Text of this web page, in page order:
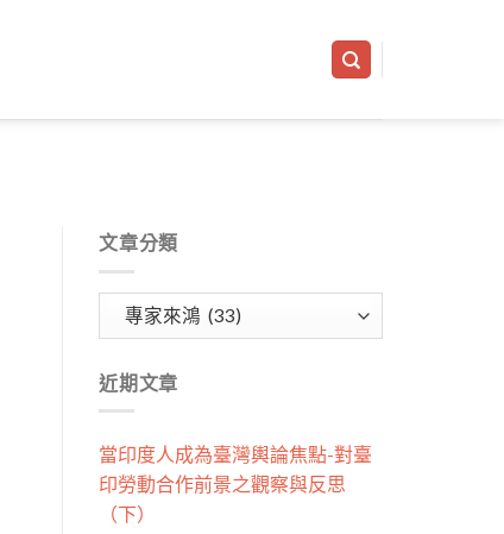
文章分類
類
近期文章
當印度人成為臺灣輿論焦點-對臺
印勞動合作前景之觀察與反思
（下）